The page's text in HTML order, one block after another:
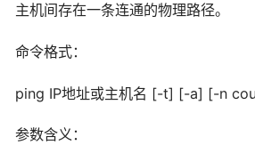
主机间存在一条连通的物理路径。
命令格式：
ping IP地址或主机名 [-t] [-a] [-n
参数含义：